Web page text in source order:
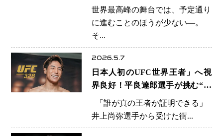
上での代役マッチ受諾に見えた陣
営の対応力と覚悟
世界最高峰の舞台では、予定通り
に進むことのほうが少ない―。
そ...
2026.5.7
日本人初のUFC世界王者」へ視
界良好！平良達郎選手が挑む“歴
史的一戦”
「誰が真の王者か証明できる」
井上尚弥選手から受けた衝...